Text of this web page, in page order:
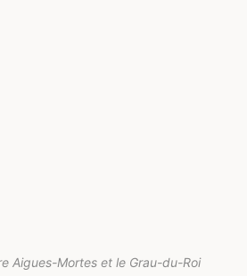
Aigues-Mortes et le Grau-du-Roi